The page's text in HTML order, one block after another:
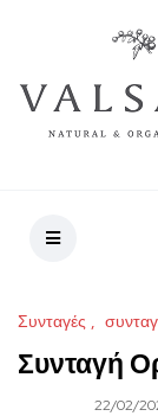
Συνταγές
Συνταγή
22/02/